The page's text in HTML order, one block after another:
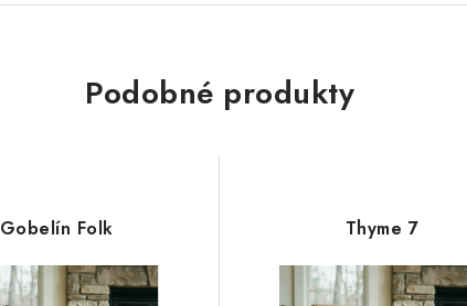
Podobné produkty
Gobelín Folk Thyme 7